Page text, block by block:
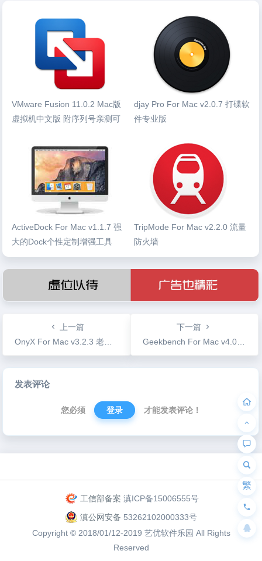
VMware Fusion 11.0.2 Mac版
虚拟机中文版 附序列号亲测可
djay Pro For Mac v2.0.7 打碟软
件专业版
ActiveDock For Mac v1.1.7 强
大的Dock个性定制增强工具
TripMode For Mac v2.2.0 流量
防火墙
上一篇
OnyX For Mac v3.2.3 老牌的系统功能增强工具
下一篇
Geekbench For Mac v4.0.4 硬件性能跑分工具
发表评论
您必须 登录 才能发表评论！
工信部备案 滇ICP备15006555号
滇公网安备 53262102000333号
Copyright © 2018/01/12-2019 艺优软件乐园 All Rights
Reserved
繁